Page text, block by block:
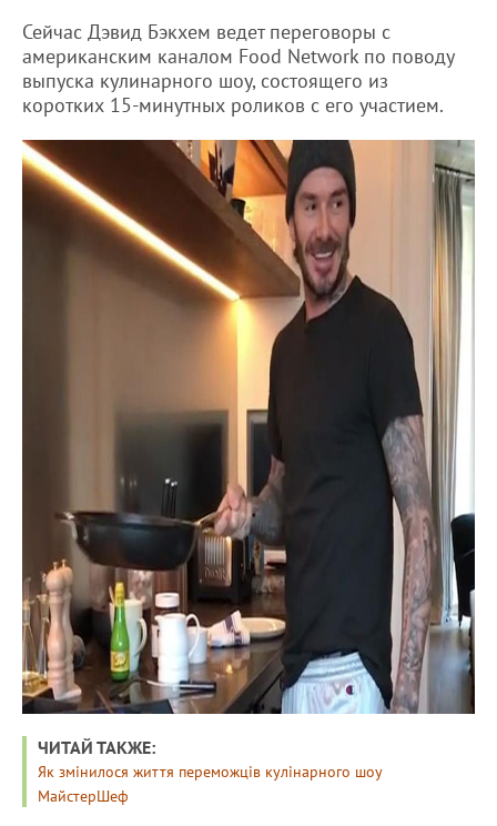
Сейчас Дэвид Бэкхем ведет переговоры с
американским каналом Food Network по поводу
выпуска кулинарного шоу, состоящего из
коротких 15-минутных роликов с его участием.
ЧИТАЙ ТАКЖЕ:
Як змінилося життя переможців кулінарного шоу
МайстерШеф